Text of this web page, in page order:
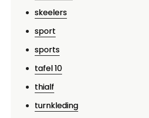
skeelers
sport
sports
tafel 10
thialf
turnkleding